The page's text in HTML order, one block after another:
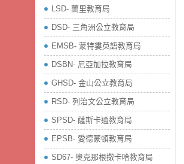
LSD- 蘭里教育局
DSD- 三角洲公立教育局
EMSB- 蒙特婁英語教育局
DSBN- 尼亞加拉教育局
GHSD- 金山公立教育局
RSD- 列治文公立教育局
SPSD- 薩斯卡通教育局
EPSB- 愛德蒙頓教育局
SD67- 奧克那根撒卡哈教育局